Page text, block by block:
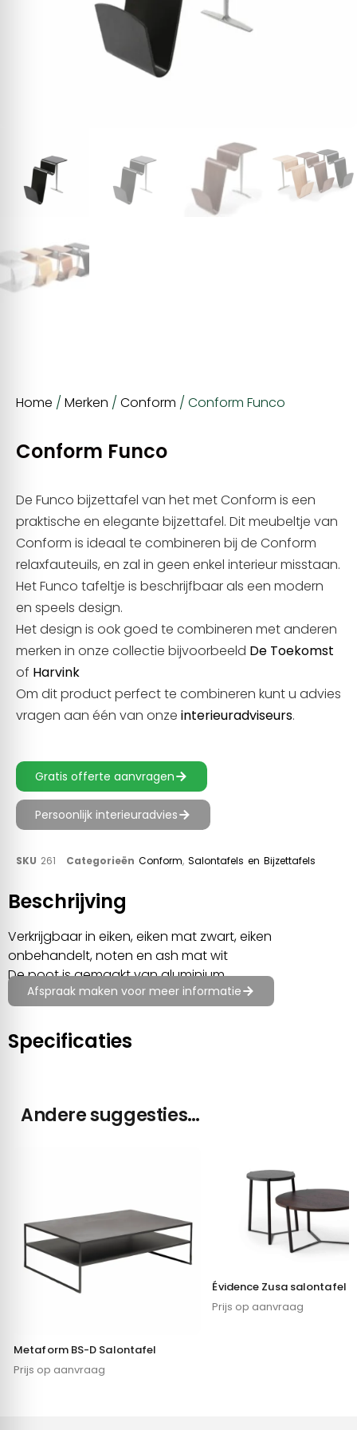
Home /Merken /Conform / Conform Funco
Conform Funco
De Funco bijzettafel van het met Conform is een
praktische en elegante bijzettafel. Dit meubeltje van
Conform is ideaal te combineren bij de Conform
relaxfauteuils, en zal in geen enkel interieur misstaan.
Het Funco tafeltje is beschrijfbaar als een modern
en speels design.
Het design is ook goed te combineren met anderen
merken in onze collectie bijvoorbeeld De Toekomst
of Harvink
Om dit product perfect te combineren kunt u advies
vragen aan één van onze interieuradviseurs.
Gratis offerte aanvragen
Persoonlijk interieuradvies
SKU 261 Categorieën Conform, Salontafels en Bijzettafels
Beschrijving
Verkrijgbaar in eiken, eiken mat zwart, eiken
onbehandelt, noten en ash mat wit
De poot is gemaakt van aluminium
Afspraak maken voor meer informatie
Specificaties
Andere suggesties…
Metaform BS-D Salontafel
Prijs op aanvraag
Évidence Zusa salontafel
Prijs op aanvraag